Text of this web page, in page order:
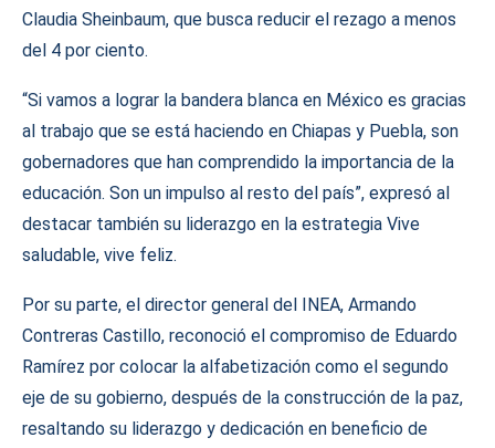
Claudia Sheinbaum, que busca reducir el rezago a menos
del 4 por ciento.
“Si vamos a lograr la bandera blanca en México es gracias
al trabajo que se está haciendo en Chiapas y Puebla, son
gobernadores que han comprendido la importancia de la
educación. Son un impulso al resto del país”, expresó al
destacar también su liderazgo en la estrategia Vive
saludable, vive feliz.
Por su parte, el director general del INEA, Armando
Contreras Castillo, reconoció el compromiso de Eduardo
Ramírez por colocar la alfabetización como el segundo
eje de su gobierno, después de la construcción de la paz,
resaltando su liderazgo y dedicación en beneficio de